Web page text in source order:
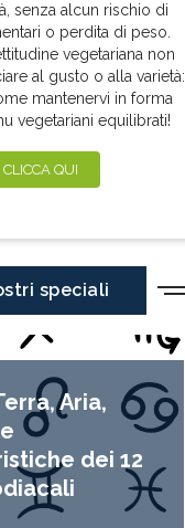
senza alcun rischio di
o perdita di peso.
vegetariana non
al gusto o alla varietà:
mantenervi in forma
vegetariani equilibrati!
CLICCA QUI
speciali
Aria,
dei 12